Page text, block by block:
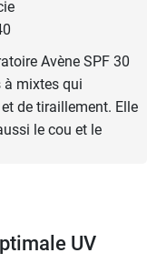
Avène SPF 30
à mixtes qui
de tiraillement. Elle
le cou et le
UV